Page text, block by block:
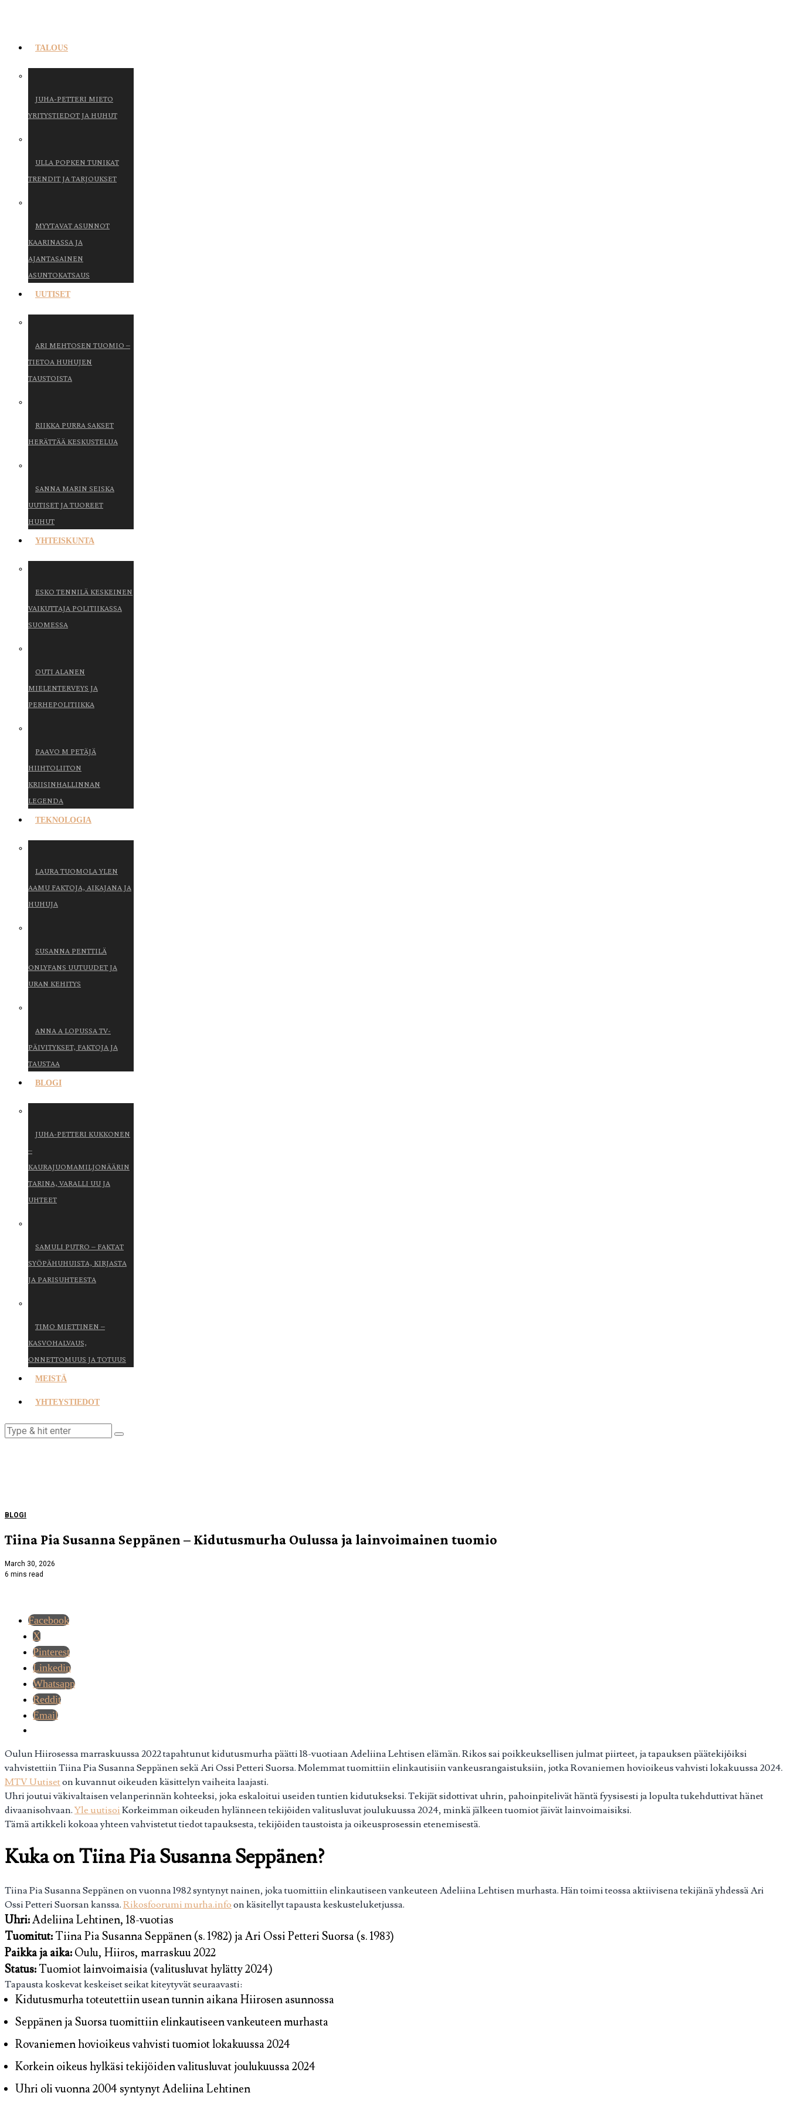
TALOUS
JUHA-PETTERI MIETO
YRITYSTIEDOT JA HUHUT
ULLA POPKEN TUNIKAT
TRENDIT JA TARJOUKSET
MYYTAVAT ASUNNOT
KAARINASSA JA
AJANTASAINEN
ASUNTOKATSAUS
UUTISET
ARI MEHTOSEN TUOMIO –
TIETOA HUHUJEN
TAUSTOISTA
RIIKKA PURRA SAKSET
HERÄTTÄÄ KESKUSTELUA
SANNA MARIN SEISKA
UUTISET JA TUOREET
HUHUT
YHTEISKUNTA
ESKO TENNILÄ KESKEINEN
VAIKUTTAJA POLITIIKASSA
SUOMESSA
OUTI ALANEN
MIELENTERVEYS JA
PERHEPOLITIIKKA
PAAVO M PETÄJÄ
HIIHTOLIITON
KRIISINHALLINNAN
LEGENDA
TEKNOLOGIA
LAURA TUOMOLA YLEN
AAMU FAKTOJA, AIKAJANA JA
HUHUJA
SUSANNA PENTTILÄ
ONLYFANS UUTUUDET JA
URAN KEHITYS
ANNA A LOPUSSA TV-
PÄIVITYKSET, FAKTOJA JA
TAUSTAA
BLOGI
JUHA-PETTERI KUKKONEN
–
KAURAJUOMAMILJONÄÄRIN
TARINA, VARALLI UU JA
UHTEET
SAMULI PUTRO – FAKTAT
SYÖPÄHUHUISTA, KIRJASTA
JA PARISUHTEESTA
TIMO MIETTINEN –
KASVOHALVAUS,
ONNETTOMUUS JA TOTUUS
MEISTÄ
YHTEYSTIEDOT
BLOGI
Tiina Pia Susanna Seppänen – Kidutusmurha Oulussa ja lainvoimainen tuomio
March 30, 2026
6 mins read
Facebook
X
Pinterest
Linkedin
Whatsapp
Reddit
Email
Oulun Hiirosessa marraskuussa 2022 tapahtunut kidutusmurha päätti 18-vuotiaan Adeliina Lehtisen elämän. Rikos sai poikkeuksellisen julmat piirteet, ja tapauksen päätekijöiksi
vahvistettiin Tiina Pia Susanna Seppänen sekä Ari Ossi Petteri Suorsa. Molemmat tuomittiin elinkautisiin vankeusrangaistuksiin, jotka Rovaniemen hovioikeus vahvisti lokakuussa 2024.
MTV Uutiseton kuvannut oikeuden käsittelyn vaiheita laajasti.
Uhri joutui väkivaltaisen velanperinnän kohteeksi, joka eskaloitui useiden tuntien kidutukseksi. Tekijät sidottivat uhrin, pahoinpitelivät häntä fyysisesti ja lopulta tukehduttivat hänet
divaanisohvaan.Yle uutisoiKorkeimman oikeuden hylänneen tekijöiden valitusluvat joulukuussa 2024, minkä jälkeen tuomiot jäivät lainvoimaisiksi.
Tämä artikkeli kokoaa yhteen vahvistetut tiedot tapauksesta, tekijöiden taustoista ja oikeusprosessin etenemisestä.
Kuka on Tiina Pia Susanna Seppänen?
Tiina Pia Susanna Seppänen on vuonna 1982 syntynyt nainen, joka tuomittiin elinkautiseen vankeuteen Adeliina Lehtisen murhasta. Hän toimi teossa aktiivisena tekijänä yhdessä Ari
Ossi Petteri Suorsan kanssa.Rikosfoorumi murha.infoon käsitellyt tapausta keskusteluketjussa.
Uhri:Adeliina Lehtinen, 18-vuotias
Tuomitut: Tiina Pia Susanna Seppänen (s. 1982) ja Ari Ossi Petteri Suorsa (s. 1983)
Paikka ja aika: Oulu, Hiiros, marraskuu 2022
Status: Tuomiot lainvoimaisia (valitusluvat hylätty 2024)
Tapausta koskevat keskeiset seikat kiteytyvät seuraavasti:
Kidutusmurha toteutettiin usean tunnin aikana Hiirosen asunnossa
Seppänen ja Suorsa tuomittiin elinkautiseen vankeuteen murhasta
Rovaniemen hovioikeus vahvisti tuomiot lokakuussa 2024
Korkein oikeus hylkäsi tekijöiden valitusluvat joulukuussa 2024
Uhri oli vuonna 2004 syntynyt Adeliina Lehtinen